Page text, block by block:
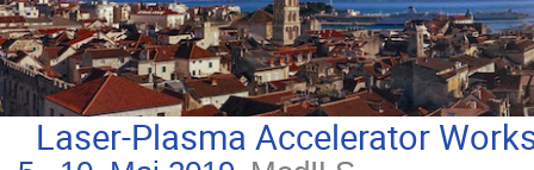
Laser-Plasma Accelerator